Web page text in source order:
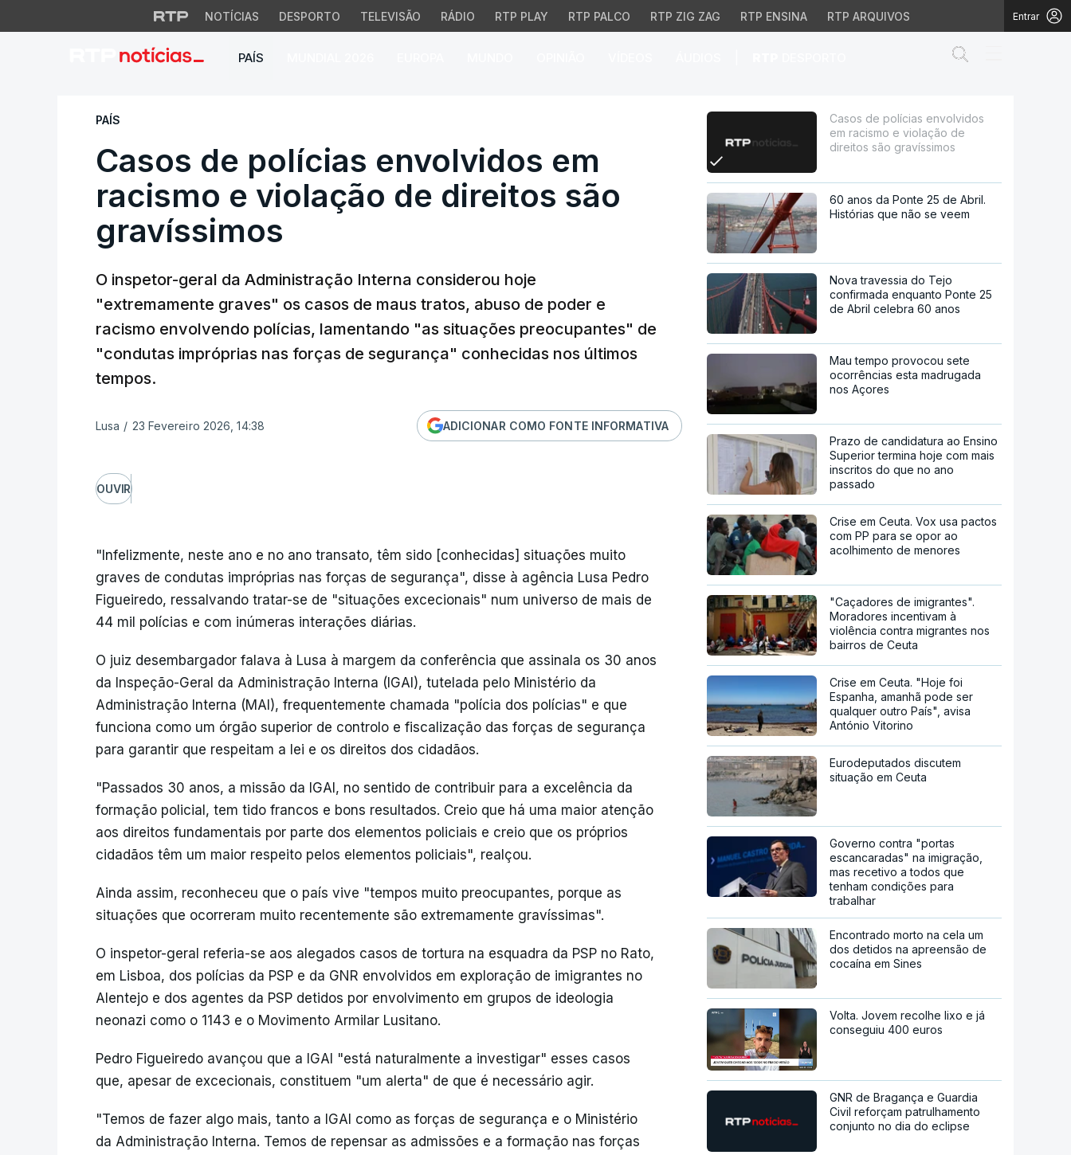
NOTÍCIAS DESPORTO TELEVISÃO RÁDIO RTP PLAY RTP PALCO RTP ZIG ZAG RTP ENSINA RTP ARQUIVOS Entrar
PAÍS
Casos de polícias envolvidos em racismo e violação de direitos
PAÍS
Casos de polícias envolvidos em
racismo e violação de direitos são
gravíssimos
O inspetor-geral da Administração Interna considerou hoje
"extremamente graves" os casos de maus tratos, abuso de poder e
racismo envolvendo polícias, lamentando "as situações preocupantes" de
"condutas impróprias nas forças de segurança" conhecidas nos últimos
tempos.
Lusa / 23 Fevereiro 2026, 14:38 ADICIONAR COMO FONTE INFORMATIVA
OUVIR
"Infelizmente, neste ano e no ano transato, têm sido [conhecidas] situações muito
graves de condutas impróprias nas forças de segurança", disse à agência Lusa Pedro
Figueiredo, ressalvando tratar-se de "situações excecionais" num universo de mais de
44 mil polícias e com inúmeras interações diárias.
O juiz desembargador falava à Lusa à margem da conferência que assinala os 30 anos
da Inspeção-Geral da Administração Interna (IGAI), tutelada pelo Ministério da
Administração Interna (MAI), frequentemente chamada "polícia dos polícias" e que
funciona como um órgão superior de controlo e fiscalização das forças de segurança
para garantir que respeitam a lei e os direitos dos cidadãos.
"Passados 30 anos, a missão da IGAI, no sentido de contribuir para a excelência da
formação policial, tem tido francos e bons resultados. Creio que há uma maior atenção
aos direitos fundamentais por parte dos elementos policiais e creio que os próprios
cidadãos têm um maior respeito pelos elementos policiais", realçou.
Ainda assim, reconheceu que o país vive "tempos muito preocupantes, porque as
situações que ocorreram muito recentemente são extremamente gravíssimas".
O inspetor-geral referia-se aos alegados casos de tortura na esquadra da PSP no Rato,
em Lisboa, dos polícias da PSP e da GNR envolvidos em exploração de imigrantes no
Alentejo e dos agentes da PSP detidos por envolvimento em grupos de ideologia
neonazi como o 1143 e o Movimento Armilar Lusitano.
Pedro Figueiredo avançou que a IGAI "está naturalmente a investigar" esses casos
que, apesar de excecionais, constituem "um alerta" de que é necessário agir.
"Temos de fazer algo mais, tanto a IGAI como as forças de segurança e o Ministério
da Administração Interna. Temos de repensar as admissões e a formação nas forças
Casos de polícias envolvidos
em racismo e violação de
direitos são gravíssimos
60 anos da Ponte 25 de Abril.
Histórias que não se veem
Nova travessia do Tejo
confirmada enquanto Ponte 25
de Abril celebra 60 anos
Mau tempo provocou sete
ocorrências esta madrugada
nos Açores
Prazo de candidatura ao Ensino
Superior termina hoje com mais
inscritos do que no ano
passado
Crise em Ceuta. Vox usa pactos
com PP para se opor ao
acolhimento de menores
"Caçadores de imigrantes".
Moradores incentivam à
violência contra migrantes nos
bairros de Ceuta
Crise em Ceuta. "Hoje foi
Espanha, amanhã pode ser
qualquer outro País", avisa
António Vitorino
Eurodeputados discutem
situação em Ceuta
Governo contra "portas
escancaradas" na imigração,
mas recetivo a todos que
tenham condições para
trabalhar
Encontrado morto na cela um
dos detidos na apreensão de
cocaína em Sines
Volta. Jovem recolhe lixo e já
conseguiu 400 euros
GNR de Bragança e Guardia
Civil reforçam patrulhamento
conjunto no dia do eclipse